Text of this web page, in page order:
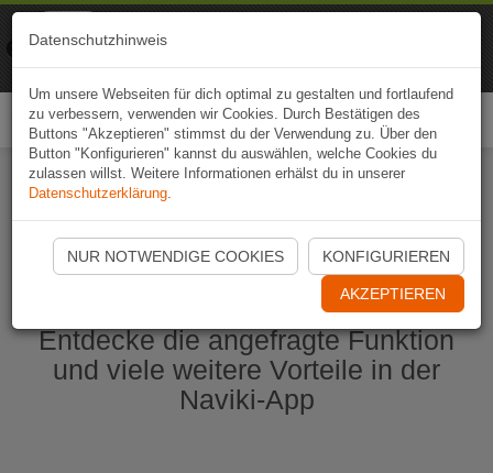
Naviki App jetzt öffnen
Entdecke die angefragte Funktion
und viele weitere Vorteile in der
Naviki-App
Datenschutzhinweis
Um unsere Webseiten für dich optimal zu gestalten und fortlaufend
zu verbessern, verwenden wir Cookies. Durch Bestätigen des
Buttons "Akzeptieren" stimmst du der Verwendung zu. Über den
Button "Konfigurieren" kannst du auswählen, welche Cookies du
zulassen willst. Weitere Informationen erhälst du in unserer
Datenschutzerklärung.
NUR NOTWENDIGE COOKIES KONFIGURIEREN
AKZEPTIEREN
Naviki